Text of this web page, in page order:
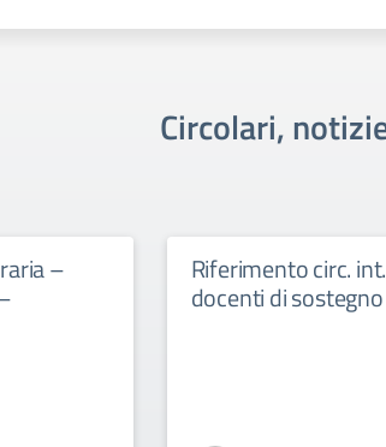
Circolari,
– Riferimento circ.
docenti di sostegno